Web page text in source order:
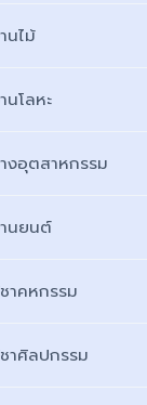
นไม้
โลหะ
อุตสาหกรรม
นยนต์
คหกรรม
าศิลปกรรม